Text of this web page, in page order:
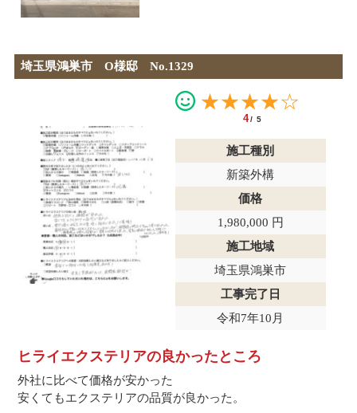
埼玉県鴻巣市 O様邸 No.1329
★★★★☆
4/5
施工種別
新築外構
価格
1,980,000 円
施工地域
埼玉県鴻巣市
工事完了日
令和7年10月
ヒライエクステリアの良かったところ
外社に比べて価格が安かった
安くてもエクステリアの品質が良かった。